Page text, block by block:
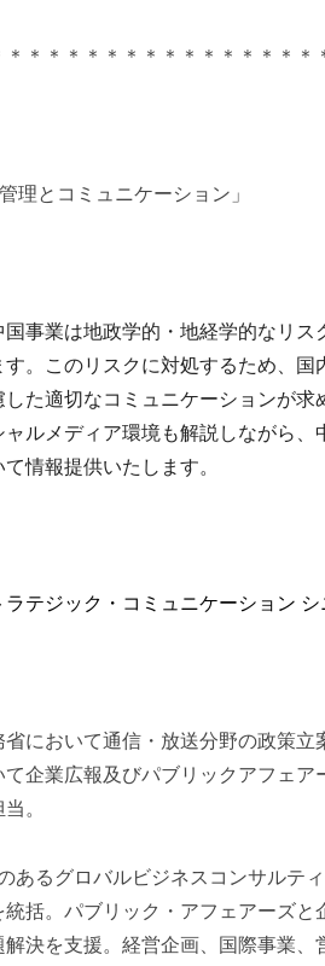
＊＊＊＊＊＊＊＊＊＊＊＊＊＊＊
理とコミュニケーション」
事業は地政学的・地経学的なリ
。このリスクに対処するため、
た適切なコミュニケーションが
ルメディア環境も解説しながら
情報提供いたします。
ラテジック・コミュニケーション
において通信・放送分野の政策立
企業広報及びパブリックアフェ
。
あるグロバルビジネスコンサルテ
括。パブリック・アフェアーズ
決を支援。経営企画、国際事業